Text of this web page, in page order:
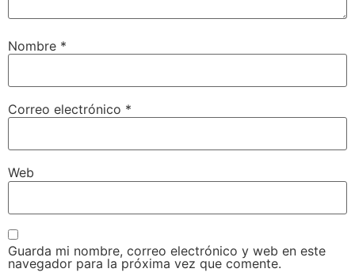
Nombre *
Correo electrónico *
Web
Guarda mi nombre, correo electrónico y web en este
navegador para la próxima vez que comente.